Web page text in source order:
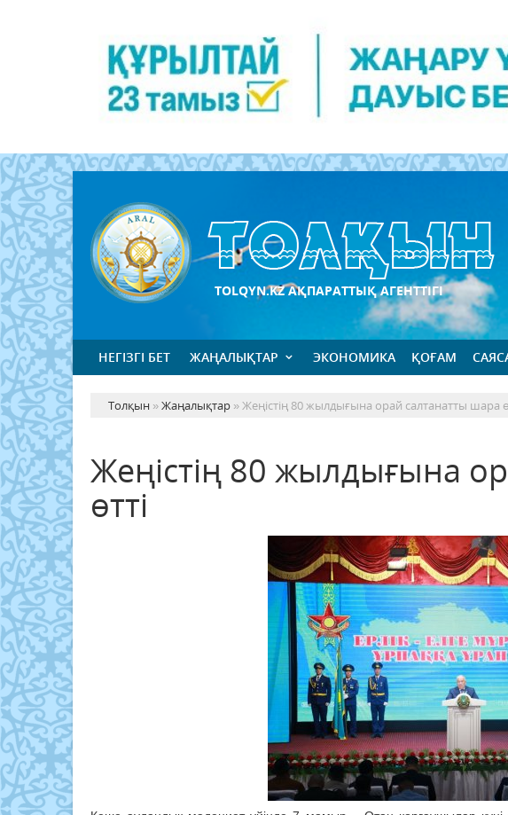
TOLQYN.KZ АҚПАРАТТЫҚ АГЕНТТІГІ
НЕГІЗГІ БЕТ ЖАҢАЛЫҚТАР ЭКОНОМИКА ҚОҒАМ
Толқын »Жаңалықтар » Жеңістің 80 жылдығына орай салтанатты шара
Жеңістің 80 жылдығына
өтті